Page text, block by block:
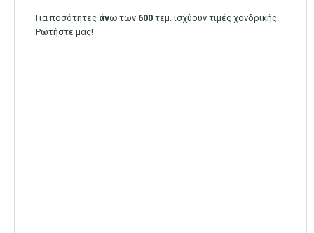
Για ποσότητες άνω των 600 τεμ. ισχύουν τιμές χονδρικής.
Ρωτήστε μας!